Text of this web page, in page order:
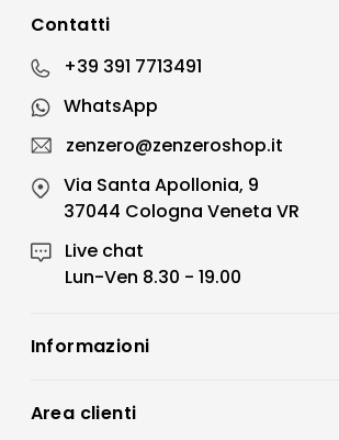
Contatti
+39 391 7713491
WhatsApp
zenzero@zenzeroshop.it
Via Santa Apollonia, 9
37044 Cologna Veneta VR
Live chat
Lun-Ven 8.30 - 19.00
Informazioni
Condizioni di vendita
Area clienti